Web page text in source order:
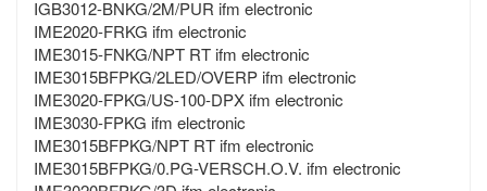
IGB3012-BNKG/2M/PUR ifm electronic
IME2020-FRKG ifm electronic
IME3015-FNKG/NPT RT ifm electronic
IME3015BFPKG/2LED/OVERP ifm electronic
IME3020-FPKG/US-100-DPX ifm electronic
IME3030-FPKG ifm electronic
IME3015BFPKG/NPT RT ifm electronic
IME3015BFPKG/0.PG-VERSCH.O.V. ifm electronic